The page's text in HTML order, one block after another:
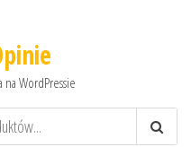
na WordPressie